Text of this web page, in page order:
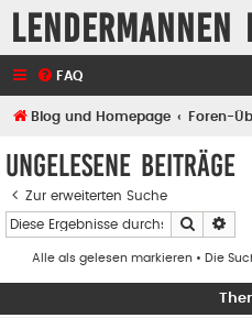
Lendermannen
FAQ
Blog und Homepage Foren-
Ungelesene Beiträge
Zur erweiterten Suche
Suche
Alle als gelesen markieren • Die